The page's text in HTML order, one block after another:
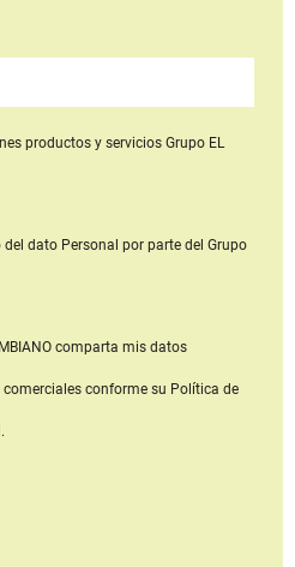
productos y serviciosGrupo EL
dato Personal por parte del Grupo
comparta mis datos
conforme su Política de